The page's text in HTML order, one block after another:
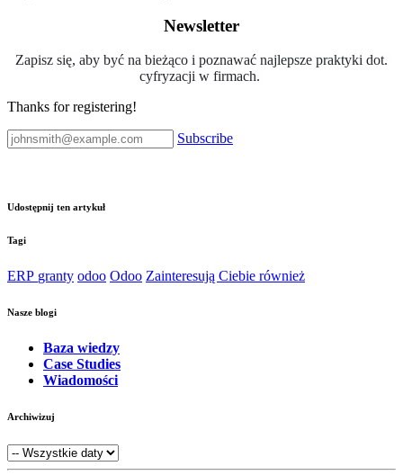
Newsletter
Zapisz się, aby być na bieżąco i poznawać najlepsze praktyki dot.
cyfryzacji w firmach.
Thanks for registering!
Subscribe
Udostępnij ten artykuł
Tagi
ERP granty odoo Odoo Zainteresują Ciebie również
Nasze blogi
Baza wiedzy
Case Studies
Wiadomości
Archiwizuj